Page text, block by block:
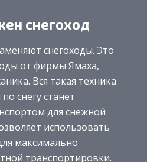
снегоход
снегоходы. Это
от фирмы Ямаха,
Вся такая техника
снегу станет
для снежной
использовать
максимально
транспортировки.